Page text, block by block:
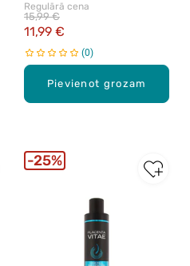
Pievienot grozam
matiem, 500ml
Regulārā cena
11,99 €
15,99 €
0
25%